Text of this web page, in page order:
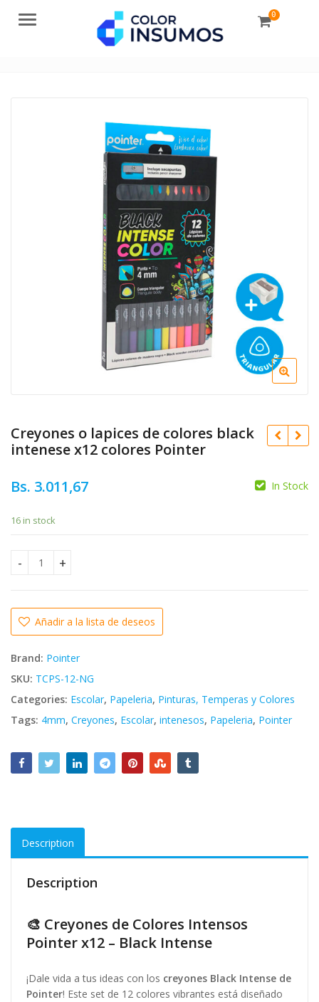
Menu 0
Creyones o lapices de colores black
intenese x12 colores Pointer
Bs. 3.011,67 In Stock
16 in stock
Creyones o lapices de colores black intenese x12 colores
Añadir a la lista de deseos
Brand: Pointer
SKU: TCPS-12-NG
Categories: Escolar, Papeleria, Pinturas, Temperas y Colores
Tags: 4mm, Creyones, Escolar, intenesos, Papeleria, Pointer
Description
Description
🎨 Creyones de Colores Intensos
Pointer x12 – Black Intense
¡Dale vida a tus ideas con los creyones Black Intense de
Pointer! Este set de 12 colores vibrantes está diseñado